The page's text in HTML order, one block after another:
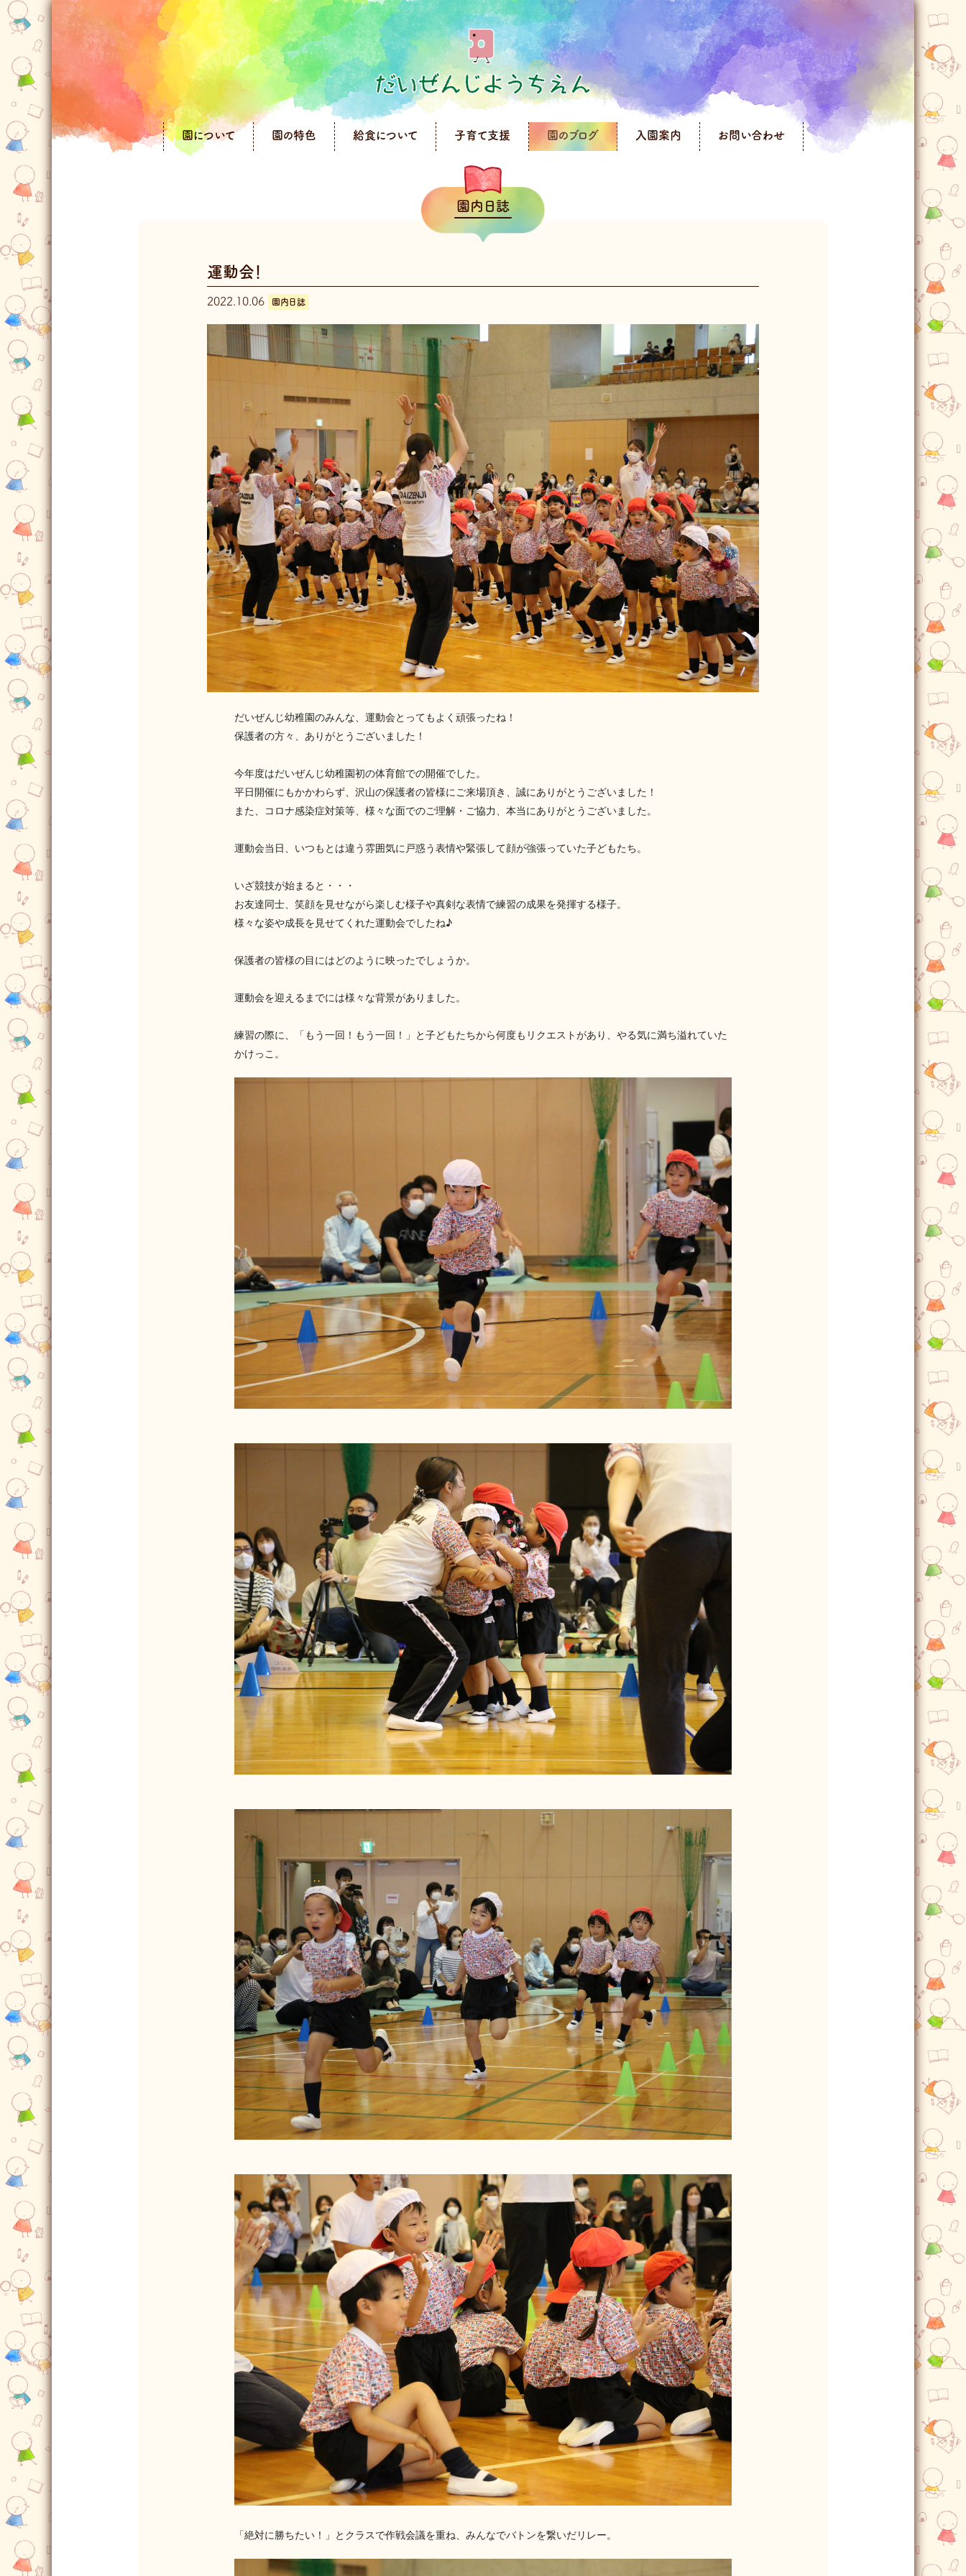
園について 園の特色 給食について 子育て支援 園のブログ 入園案内 お問い合わせ
園内日誌
運動会！
2022.10.06 園内日誌
だいぜんじ幼稚園のみんな、運動会とってもよく頑張ったね！
保護者の方々、ありがとうございました！
今年度はだいぜんじ幼稚園初の体育館での開催でした。
平日開催にもかかわらず、沢山の保護者の皆様にご来場頂き、誠にありがとうございました！
また、コロナ感染症対策等、様々な面でのご理解・ご協力、本当にありがとうございました。
運動会当日、いつもとは違う雰囲気に戸惑う表情や緊張して顔が強張っていた子どもたち。
いざ競技が始まると・・・
お友達同士、笑顔を見せながら楽しむ様子や真剣な表情で練習の成果を発揮する様子。
様々な姿や成長を見せてくれた運動会でしたね♪
保護者の皆様の目にはどのように映ったでしょうか。
運動会を迎えるまでには様々な背景がありました。
練習の際に、「もう一回！もう一回！」と子どもたちから何度もリクエストがあり、やる気に満ち溢れていた
かけっこ。
「絶対に勝ちたい！」とクラスで作戦会議を重ね、みんなでバトンを繋いだリレー。